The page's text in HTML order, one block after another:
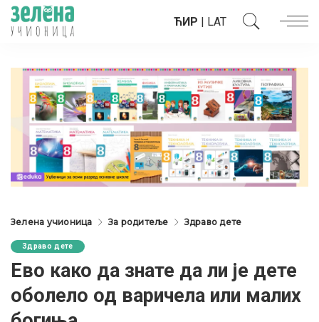
ЋИР | LAT
Зелена учионица За родитеље Здраво дете
Здраво дете
Ево како да знате да ли је дете
оболело од варичела или малих